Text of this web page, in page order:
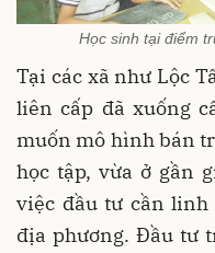
Học sinh tại điểm
Tại các xã như Lộc
liên cấp đã xuống
muốn mô hình bán
học tập, vừa ở gần
việc đầu tư cần linh
địa phương. Đầu tư